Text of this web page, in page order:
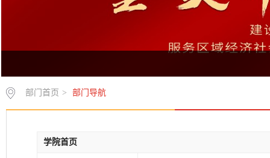
部门首页 > 部门导航
学院首页